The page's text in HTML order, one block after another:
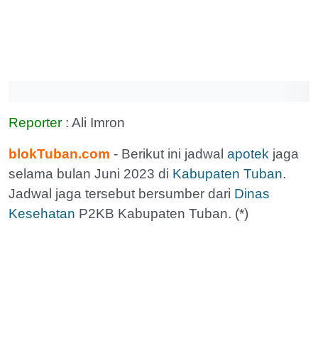
Reporter : Ali Imron
blokTuban.com - Berikut ini jadwal apotek jaga
selama bulan Juni 2023 di Kabupaten Tuban.
Jadwal jaga tersebut bersumber dari Dinas
Kesehatan P2KB Kabupaten Tuban. (*)